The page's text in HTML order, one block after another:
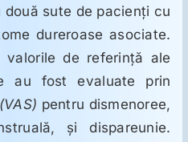
sute de pacienţi cu
dureroase asociate.
valorile de referinţă ale
au fost evaluate prin
pentru dismenoree,
şi dispareunie.